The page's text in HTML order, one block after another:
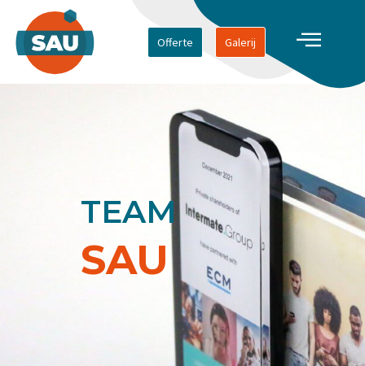
Offerte Galerij
TEAM
SAU